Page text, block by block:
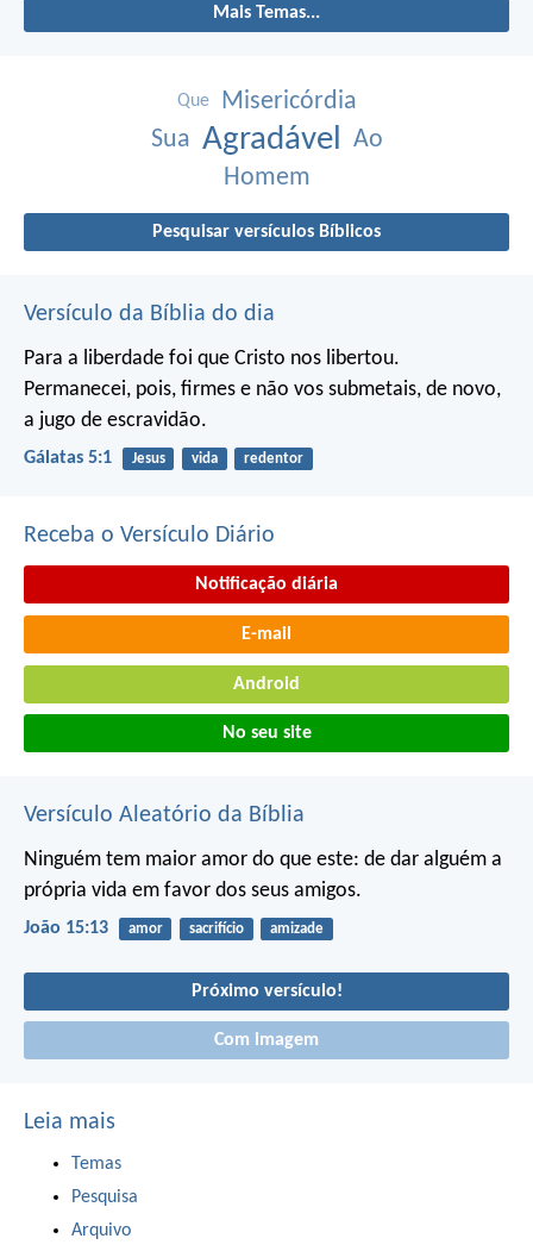
Mais Temas...
Que
Misericórdia
Sua Agradável Ao
Homem
Pesquisar versículos Bíblicos
Versículo da Bíblia do dia
Para a liberdade foi que Cristo nos libertou.
Permanecei, pois, firmes e não vos submetais, de novo,
a jugo de escravidão.
Gálatas 5:1 Jesus vida redentor
Receba o Versículo Diário
Notificação diária
E-mail
Android
No seu site
Versículo Aleatório da Bíblia
Ninguém tem maior amor do que este: de dar alguém a
própria vida em favor dos seus amigos.
João 15:13 amor sacrifício amizade
Próximo versículo!
Com imagem
Leia mais
Temas
Pesquisa
Arquivo